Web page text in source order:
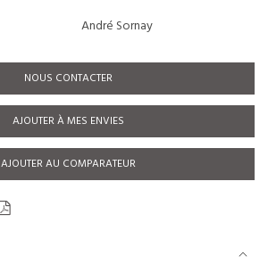
André Sornay
NOUS CONTACTER
AJOUTER À MES ENVIES
AJOUTER AU COMPARATEUR